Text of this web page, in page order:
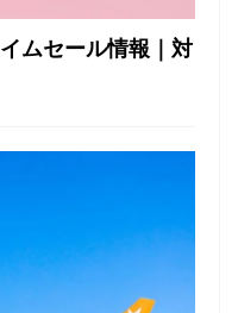
ムセール情報｜対